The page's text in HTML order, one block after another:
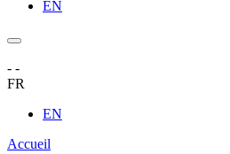
EN
- -
FR
EN
Accueil